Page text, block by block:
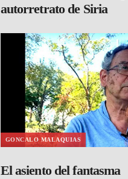
autorretrato de Siria
GONCALO MALAQUIAS
El asiento del fantasma